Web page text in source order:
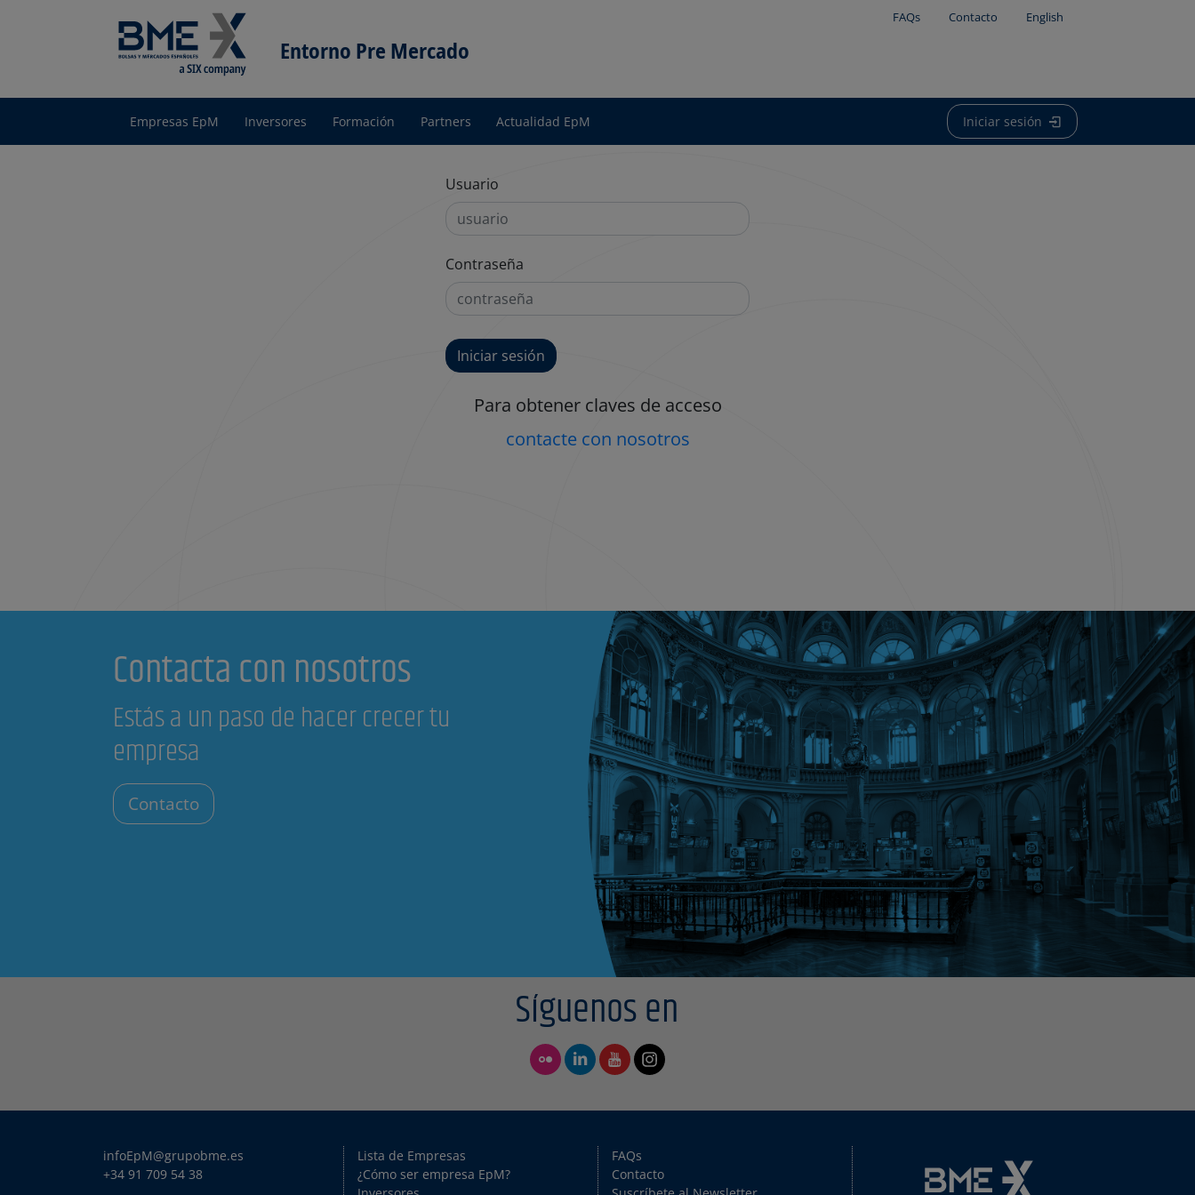
Entorno Pre Mercado
FAQs Contacto English
Entornopre Mercado
Empresas EpM Inversores Formación Partners Actualidad EpM Iniciar sesión
Usuario
Contraseña
Para obtener claves de acceso
contacte con nosotros
Contacta con nosotros
Estás a un paso de hacer crecer tu
empresa
Contacto
Síguenos en
infoEpM@grupobme.es
+34 91 709 54 38
Lista de Empresas
¿Cómo ser empresa EpM?
FAQs
Contacto